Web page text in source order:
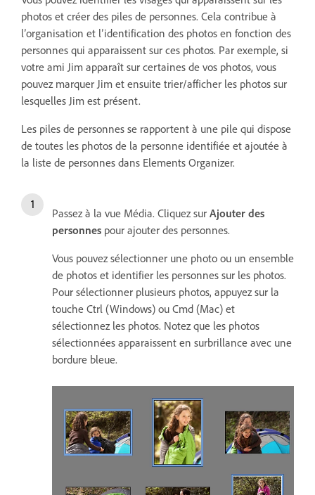
photos et créer des piles de personnes. Cela contribue à
l’organisation et l’identification des photos en fonction des
personnes qui apparaissent sur ces photos. Par exemple, si
votre ami Jim apparaît sur certaines de vos photos, vous
pouvez marquer Jim et ensuite trier/afficher les photos sur
lesquelles Jim est présent.
Les piles de personnes se rapportent à une pile qui dispose
de toutes les photos de la personne identifiée et ajoutée à
la liste de personnes dans Elements Organizer.
Passez à la vue Média. Cliquez sur Ajouter des
personnes pour ajouter des personnes.
Vous pouvez sélectionner une photo ou un ensemble
de photos et identifier les personnes sur les photos.
Pour sélectionner plusieurs photos, appuyez sur la
touche Ctrl (Windows) ou Cmd (Mac) et
sélectionnez les photos. Notez que les photos
sélectionnées apparaissent en surbrillance avec une
bordure bleue.